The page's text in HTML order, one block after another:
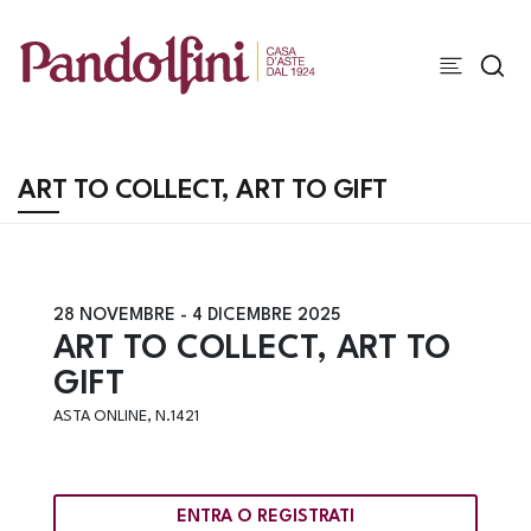
ART TO COLLECT, ART TO GIFT
28 NOVEMBRE - 4 DICEMBRE 2025
ART TO COLLECT, ART TO
GIFT
ASTA ONLINE, N.1421
ENTRA O REGISTRATI